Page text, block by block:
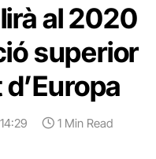
al 2020
superior
1 Min Read